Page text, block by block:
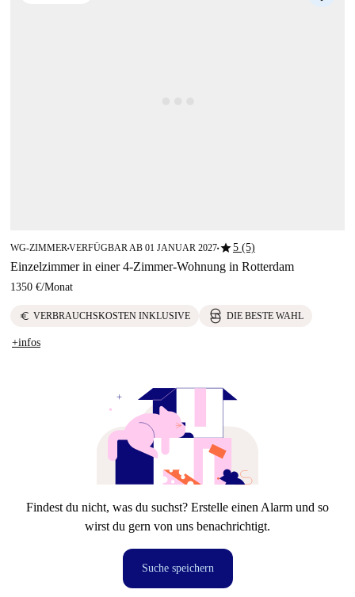
WG-ZIMMER■VERFÜGBAR AB 01 JANUAR 2027■star5 (5)
Einzelzimmer in einer 4-Zimmer-Wohnung in Rotterdam
1350 €/Monat
euro VERBRAUCHSKOSTEN INKLUSIVE DIE BESTE WAHL
+infos
Findest du nicht, was du suchst? Erstelle einen Alarm und so
wirst du gern von uns benachrichtigt.
Suche speichern